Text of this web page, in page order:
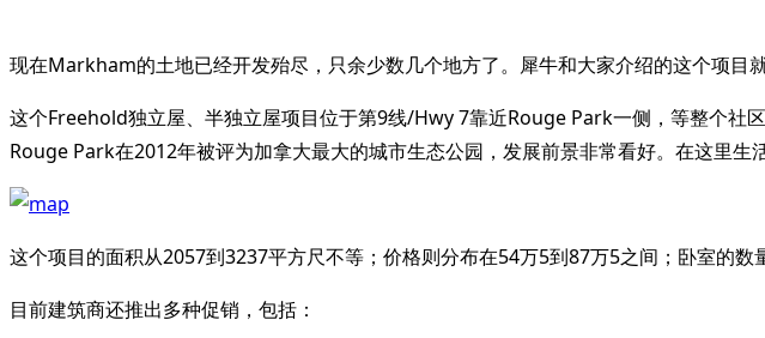
现在Markham的土地已经开发殆尽，只余少数几个地方了。犀牛和大家介绍的这个项目就
这个Freehold独立屋、半独立屋项目位于第9线/Hwy 7靠近Rouge Park一侧，等整个社
Rouge Park在2012年被评为加拿大最大的城市生态公园，发展前景非常看好。在这里生
这个项目的面积从2057到3237平方尺不等；价格则分布在54万5到87万5之间；卧室的数
目前建筑商还推出多种促销，包括：